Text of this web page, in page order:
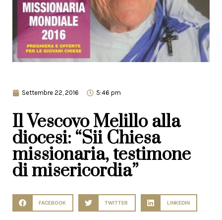
Settembre 22, 2016 5:46 pm
Il Vescovo Melillo alla
diocesi: “Sii Chiesa
missionaria, testimone
di misericordia”
FACEBOOK TWITTER LINKEDIN